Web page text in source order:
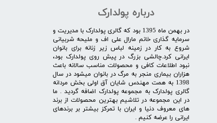
درباره پولدارک
در بهمن ماه 1395 بود که گالری پولدارک با مدیریت و
سرمایه گذاری خانم مارال علی اف و ملیحه شربیانی
شروع به کار در زمینه لباس زیر زنانه برای بانوان
ایرانی کرد.چالشی بزرگ در پیش روی پولدارک بود،
نبود اطلاعات کافی و محصولات مناسب سالانه باعث
هزاران بیماری منجر به مرگ در بانوان میشود در سال
1398 به همت مهندس شایان آق اولی بخش مردانه
گالری پولدارک به مجموعه پولدارک اضافه گردید . ما
در این مجموعه در تلاشیم بهترین محصولات از برند
های معروف دنیا و ایران با تمرکز بیشتر بر برندهای
ایرانی را عرضه کنیم .​​​​​​​